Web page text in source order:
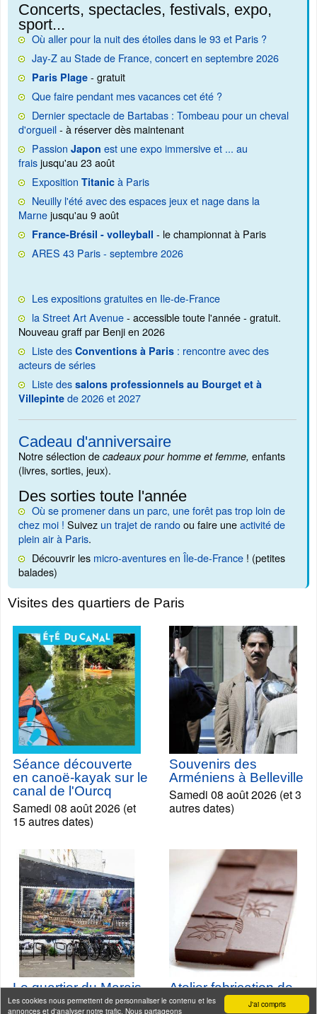
J'ai compris
Les cookies nous permettent de personnaliser le contenu et les
annonces et d'analyser notre trafic. Nous partageons
Concerts, spectacles, festivals, expo,
sport...
Où aller pour la nuit des étoiles dans le 93 et Paris ?
Jay-Z au Stade de France, concert en septembre 2026
Paris Plage - gratuit
Que faire pendant mes vacances cet été ?
Dernier spectacle de Bartabas : Tombeau pour un cheval
d'orgueil- à réserver dès maintenant
Passion Japon est une expo immersive et ... au
fraisjusqu'au 23 août
Exposition Titanic à Paris
Neuilly l'été avec des espaces jeux et nage dans la
Marnejusqu'au 9 août
France-Brésil - volleyball - le championnat à Paris
ARES 43 Paris - septembre 2026
Les expositions gratuites en Ile-de-France
la Street Art Avenue- accessible toute l'année - gratuit.
Nouveau graff par Benji en 2026
Liste des Conventions à Paris : rencontre avec des
acteurs de séries
Liste des salons professionnels au Bourget et à
Villepinte de 2026 et 2027
Cadeau d'anniversaire
Notre sélection de cadeaux pour homme et femme, enfants
(livres, sorties, jeux).
Des sorties toute l'année
Où se promener dans un parc, une forêt pas trop loin de
chez moi ! Suivez un trajet de randoou faire uneactivité de
plein air à Paris.
Découvrir les micro-aventures en Île-de-France ! (petites
balades)
Visites des quartiers de Paris
Séance découverte
en canoë-kayak sur le
canal de l'Ourcq
Samedi 08 août 2026 (et
15 autres dates)
Souvenirs des
Arméniens à Belleville
Samedi 08 août 2026 (et 3
autres dates)
Le quartier du Marais
et ses galeries Street-
Atelier fabrication de
tablettes de chocolat